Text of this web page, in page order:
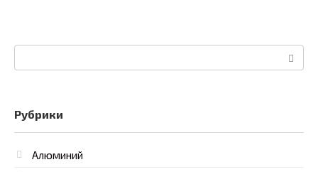
Поиск:
Рубрики
Алюминий